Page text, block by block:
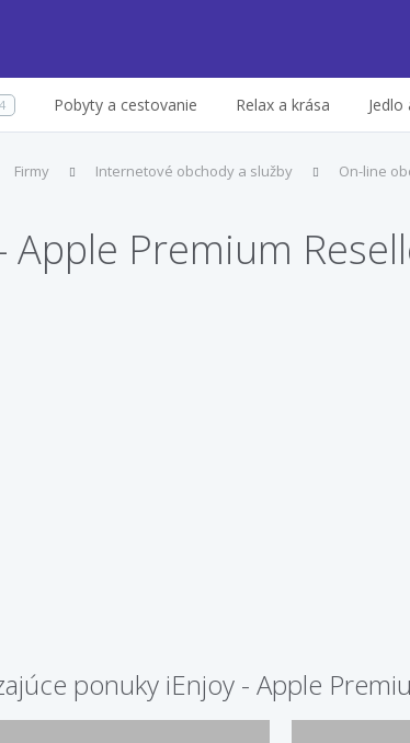
Pobyty a cestovanie Relax a krása
Firmy Internetové obchody a služby On-line
Apple Premium
ponuky iEnjoy - Apple